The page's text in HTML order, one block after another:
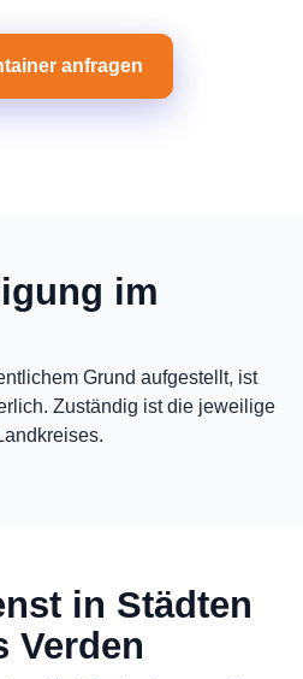
anfragen
im
Grund aufgestellt, ist
Zuständig ist die jeweilige
in Städten
Verden